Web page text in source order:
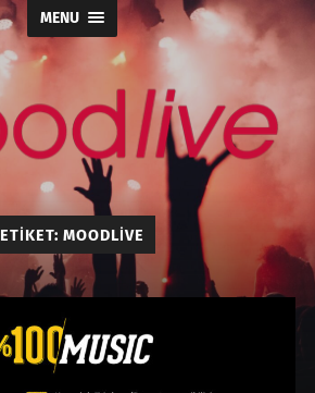
MENU
moodlive.org
ETIKET: MOODLIVE